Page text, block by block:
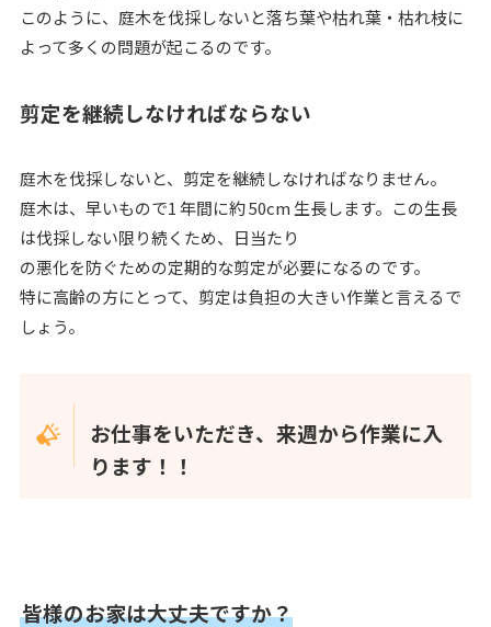
このように、庭木を伐採しないと落ち葉や枯れ葉・枯れ枝に
よって多くの問題が起こるのです。
剪定を継続しなければならない
庭木を伐採しないと、剪定を継続しなければなりません。
庭木は、早いもので1 年間に約 50cm 生長します。この生長
は伐採しない限り続くため、日当たり
の悪化を防ぐための定期的な剪定が必要になるのです。
特に高齢の方にとって、剪定は負担の大きい作業と言えるで
しょう。
お仕事をいただき、来週から作業に入
ります！！
皆様のお家は大丈夫ですか？